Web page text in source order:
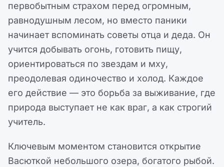
первобытным страхом перед огромным,
равнодушным лесом, но вместо паники
начинает вспоминать советы отца и деда. Он
учится добывать огонь, готовить пищу,
ориентироваться по звездам и мху,
преодолевая одиночество и холод. Каждое
его действие — это борьба за выживание, где
природа выступает не как враг, а как строгий
учитель.
Ключевым моментом становится открытие
Васюткой небольшого озера, богатого рыбой.